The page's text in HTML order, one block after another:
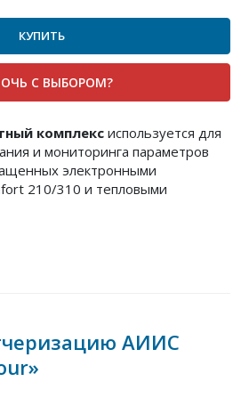
КУПИТЬ
С ВЫБОРОМ?
комплекс используется для
и мониторинга параметров
электронными
210/310 и тепловыми
АИИС